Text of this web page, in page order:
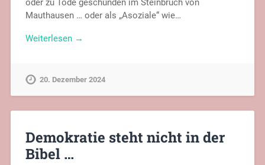
oder zu Tode geschunden im Steinbruch von
Mauthausen … oder als „Asoziale“ wie…
Weiterlesen →
20. Dezember 2024
Demokratie steht nicht in der
Bibel …